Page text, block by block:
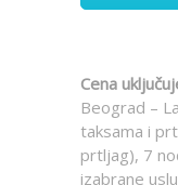
Cena
Beograd –
taksama i
prtljag), 7
izabrane